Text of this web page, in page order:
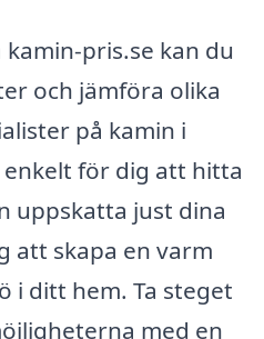
pris.se kan du
och jämföra olika
på kamin i
för dig att hitta
uppskatta just dina
att skapa en varm
i ditt hem. Ta steget
med en